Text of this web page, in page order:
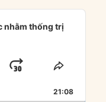
nhằm thống trị
JUMP
FORWARD
SHARE
21:08